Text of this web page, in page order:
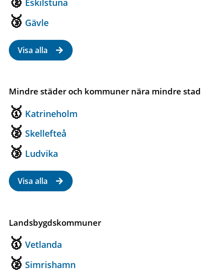
Eskilstuna
Gävle
Visa alla
Mindre städer och kommuner nära mindre stad
Katrineholm
Skellefteå
Ludvika
Visa alla
Landsbygdskommuner
Vetlanda
Simrishamn